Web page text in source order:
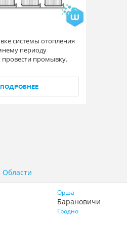
системы отопления
периоду
промывку.
ПОДРОБНЕЕ
Области
Орша
Барановичи
Гродно